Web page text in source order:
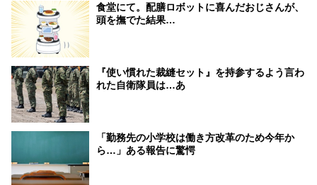
食堂にて。配膳ロボットに喜んだおじさんが、
頭を撫でた結果…
『使い慣れた裁縫セット』を持参するよう言わ
れた自衛隊員は…あ
「勤務先の小学校は働き方改革のため今年か
ら…」ある報告に驚愕